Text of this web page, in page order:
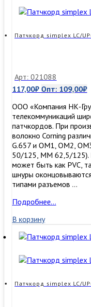
15
Патчкорд simplex LC/
Арт: 021088
117,00₽ Опт: 109,00₽
ООО «Компания НК-
телекоммуникаций
патчкордов. При
волокно Corning
G.657 и OM1, OM2,
50/125, MM 62,5/125).
может быть как PVC,
шнуры
типами разъемов …
Патчкорд
LC/UPC-
LC/UPC,
SM,
Подробнее…
В корзину
Патчкорд simplex LC/